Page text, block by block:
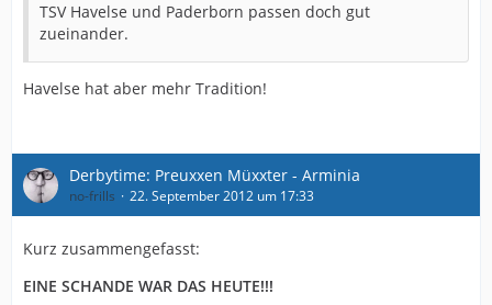
TSV Havelse und Paderborn passen doch gut
zueinander.
Havelse hat aber mehr Tradition!
Derbytime: Preuxxen Müxxter - Arminia
no-frills 22. September 2012 um 17:33
Kurz zusammengefasst:
EINE SCHANDE WAR DAS HEUTE!!!